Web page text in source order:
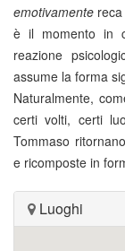
emotivamente
è il momento in
reazione
assume la forma
Naturalmente,
certi volti, certi
Tommaso
e ricomposte in
Luoghi